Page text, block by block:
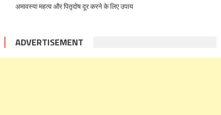
अमावस्या महत्व और पितृदोष दूर करने के लिए उपाय
ADVERTISEMENT